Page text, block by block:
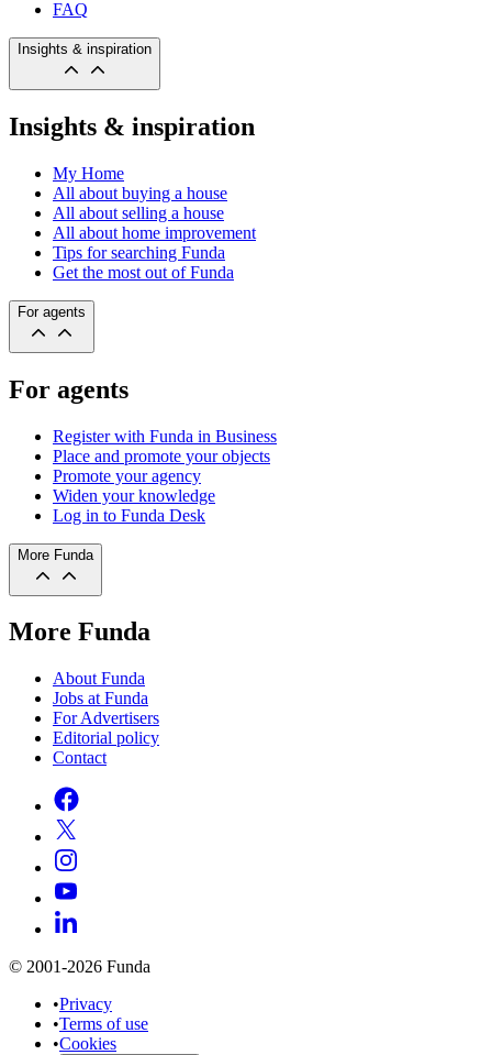
FAQ
Insights & inspiration
Insights & inspiration
My Home
All about buying a house
All about selling a house
All about home improvement
Tips for searching Funda
Get the most out of Funda
For agents
For agents
Register with Funda in Business
Place and promote your objects
Promote your agency
Widen your knowledge
Log in to Funda Desk
More Funda
More Funda
About Funda
Jobs at Funda
For Advertisers
Editorial policy
Contact
© 2001-2026 Funda
•Privacy
•Terms of use
•Cookies